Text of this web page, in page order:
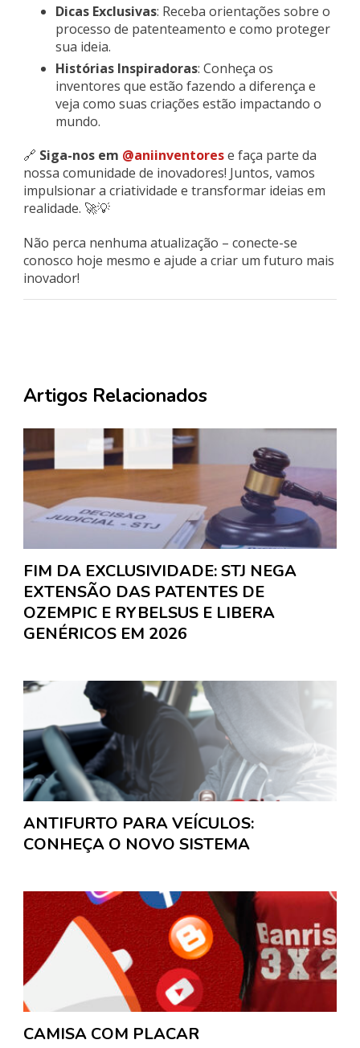
Dicas Exclusivas: Receba orientações sobre o
processo de patenteamento e como proteger
sua ideia.
Histórias Inspiradoras: Conheça os
inventores que estão fazendo a diferença e
veja como suas criações estão impactando o
mundo.
🔗 Siga-nos em @aniinventorese faça parte da
nossa comunidade de inovadores! Juntos, vamos
impulsionar a criatividade e transformar ideias em
realidade. 🚀💡
Não perca nenhuma atualização – conecte-se
conosco hoje mesmo e ajude a criar um futuro mais
inovador!
Artigos Relacionados
FIM DA EXCLUSIVIDADE: STJ NEGA
EXTENSÃO DAS PATENTES DE
OZEMPIC E RYBELSUS E LIBERA
GENÉRICOS EM 2026
ANTIFURTO PARA VEÍCULOS:
CONHEÇA O NOVO SISTEMA
CAMISA COM PLACAR